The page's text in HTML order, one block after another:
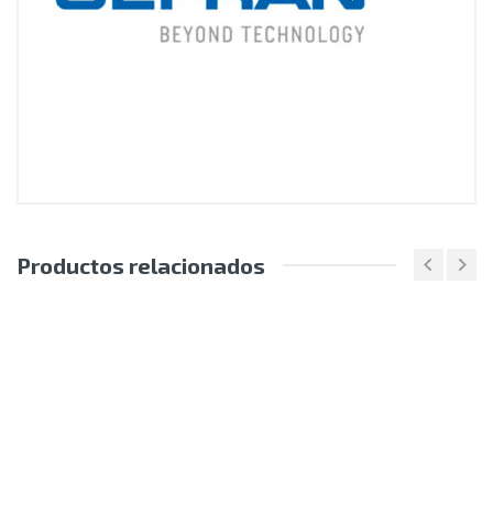
Productos relacionados